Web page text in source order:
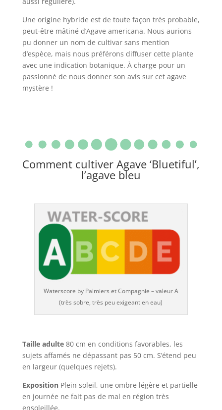
Une origine hybride est de toute façon très probable,
peut-être mâtiné d’Agave americana. Nous aurions
pu donner un nom de cultivar sans mention
d’espèce, mais nous préférons diffuser cette plante
avec une indication botanique. À charge pour un
passionné de nous donner son avis sur cet agave
mystère !
Comment cultiver Agave ‘Bluetiful’,
l’agave bleu
Waterscore by Palmiers et Compagnie – valeur A
(très sobre, très peu exigeant en eau)
Taille adulte 80 cm en conditions favorables, les
sujets affamés ne dépassant pas 50 cm. S’étend peu
en largeur (quelques rejets).
ExpositionPlein soleil, une ombre légère et partielle
en journée ne fait pas de mal en région très
ensoleillée.